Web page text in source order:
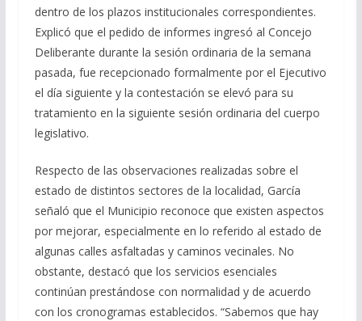
dentro de los plazos institucionales correspondientes.
Explicó que el pedido de informes ingresó al Concejo
Deliberante durante la sesión ordinaria de la semana
pasada, fue recepcionado formalmente por el Ejecutivo
el día siguiente y la contestación se elevó para su
tratamiento en la siguiente sesión ordinaria del cuerpo
legislativo.
Respecto de las observaciones realizadas sobre el
estado de distintos sectores de la localidad, García
señaló que el Municipio reconoce que existen aspectos
por mejorar, especialmente en lo referido al estado de
algunas calles asfaltadas y caminos vecinales. No
obstante, destacó que los servicios esenciales
continúan prestándose con normalidad y de acuerdo
con los cronogramas establecidos. “Sabemos que hay